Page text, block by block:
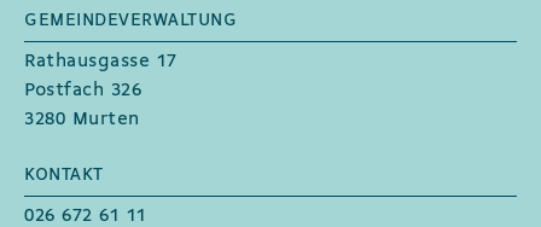
Fusszeile
GEMEINDEVERWALTUNG
Rathausgasse 17
Postfach 326
3280 Murten
KONTAKT
026 672 61 11